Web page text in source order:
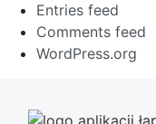
Entries feed
Comments feed
WordPress.org